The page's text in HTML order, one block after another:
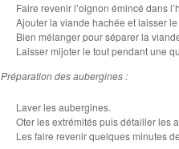
Faire revenir l’oignon émincé dans
Ajouter la viande hachée et laisser le
Bien mélanger pour séparer la
Laisser mijoter le tout pendant une
Préparation des aubergines :
Laver les aubergines.
Oter les extrémités puis détailler les
Les faire revenir quelques minutes